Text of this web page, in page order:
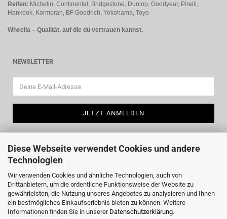
Diese Webseite verwendet Cookies und andere
Technologien
Wir verwenden Cookies und ähnliche Technologien, auch von
Drittanbietern, um die ordentliche Funktionsweise der Website zu
gewährleisten, die Nutzung unseres Angebotes zu analysieren und Ihnen
ein bestmögliches Einkaufserlebnis bieten zu können. Weitere
Informationen finden Sie in unserer Datenschutzerklärung.
Reifen: Michelin, Continental, Bridgestone, Dunlop, Goodyear, Pirelli,
Hankook, Kormoran, BF Goodrich, Yokohama, Toyo
Wheella – Qualität, auf die du vertrauen kannst.
NEWSLETTER